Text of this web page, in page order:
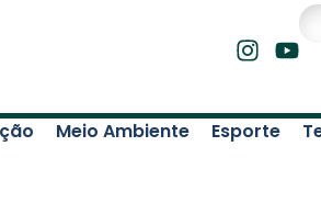
Meio Ambiente Esporte